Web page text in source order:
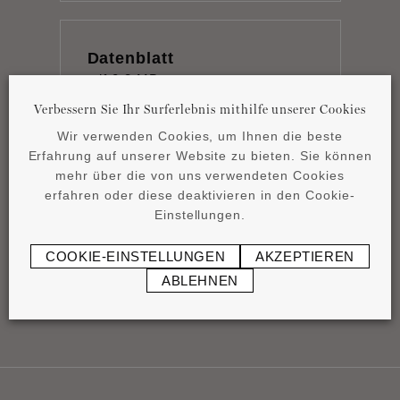
Datenblatt
pdf 0,8 MB
Montageanleitung
Verbessern Sie Ihr Surferlebnis mithilfe unserer Cookies
Wir verwenden Cookies, um Ihnen die beste
Erfahrung auf unserer Website zu bieten. Sie können
mehr über die von uns verwendeten Cookies
erfahren oder diese deaktivieren in den Cookie-
Einstellungen.
COOKIE-EINSTELLUNGEN
AKZEPTIEREN
ABLEHNEN